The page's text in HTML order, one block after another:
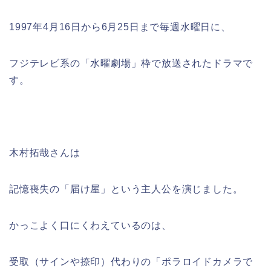
1997年4月16日から6月25日まで毎週水曜日に、
フジテレビ系の「水曜劇場」枠で放送されたドラマで
す。
木村拓哉さんは
記憶喪失の「届け屋」という主人公を演じました。
かっこよく口にくわえているのは、
受取（サインや捺印）代わりの「ポラロイドカメラで